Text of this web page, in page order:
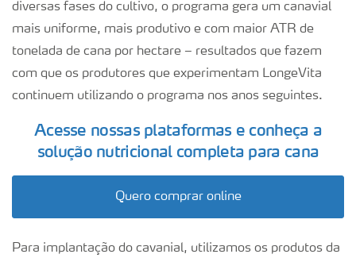
diversas fases do cultivo, o programa gera um canavial
mais uniforme, mais produtivo e com maior ATR de
tonelada de cana por hectare – resultados que fazem
com que os produtores que experimentam LongeVita
continuem utilizando o programa nos anos seguintes.
Acesse nossas plataformas e conheça a
solução nutricional completa para cana
Quero comprar online
Para implantação do cavanial, utilizamos os produtos da